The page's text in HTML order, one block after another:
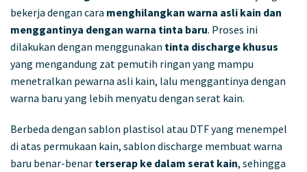
bekerja dengan cara menghilangkan warna asli kain dan
menggantinya dengan warna tinta baru. Proses ini
dilakukan dengan menggunakan tinta discharge khusus
yang mengandung zat pemutih ringan yang mampu
menetralkan pewarna asli kain, lalu menggantinya dengan
warna baru yang lebih menyatu dengan serat kain.
Berbeda dengan sablon plastisol atau DTF yang menempel
di atas permukaan kain, sablon discharge membuat warna
baru benar-benar terserap ke dalam serat kain, sehingga